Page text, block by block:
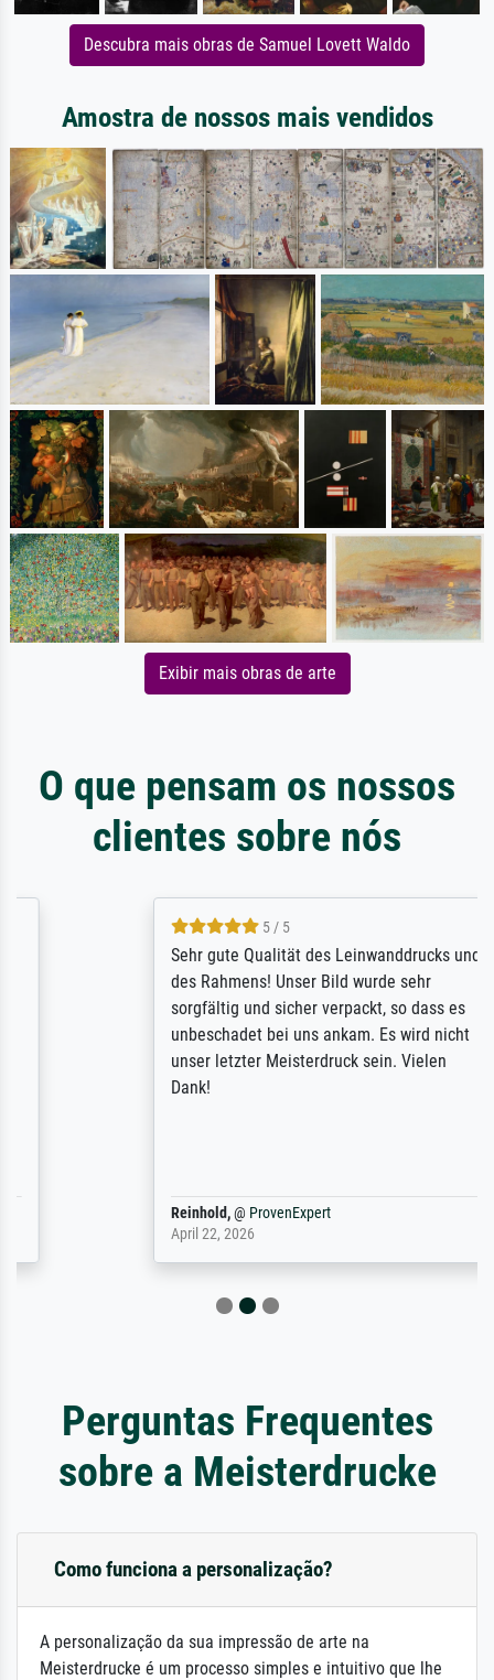
Descubra mais obras de Samuel Lovett Waldo
Amostra de nossos mais vendidos
Exibir mais obras de arte
O que pensam os nossos
clientes sobre nós
5 / 5
Sehr gute Qualität des Leinwanddrucks und
des Rahmens! Unser Bild wurde sehr
sorgfältig und sicher verpackt, so dass es
unbeschadet bei uns ankam. Es wird nicht
unser letzter Meisterdruck sein. Vielen
ProvenExpert
April 22, 2026
Perguntas Frequentes
sobre a Meisterdrucke
Como funciona a personalização?
A personalização da sua impressão de arte na
Meisterdrucke é um processo simples e intuitivo que lhe